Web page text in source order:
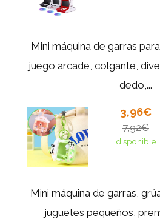
Mini máquina de garras
juego arcade, colgante,
dedo,...
3,96€
7,92€
disponible
Mini máquina de garras,
juguetes pequeños,